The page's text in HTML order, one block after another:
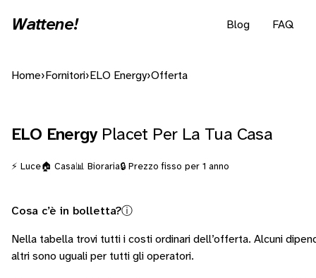
Wattene! Blog FAQ
Home› Fornitori› ELO Energy›Offerta
ELO Energy Placet Per La Tua Casa
⚡ Luce🏠 Casa📊 Bioraria🔒 Prezzo fisso per 1 anno
Cosa c’è in bolletta?ⓘ
Nella tabella trovi tutti i costi ordinari dell’offerta. Alcuni
altri sono uguali per tutti gli operatori.